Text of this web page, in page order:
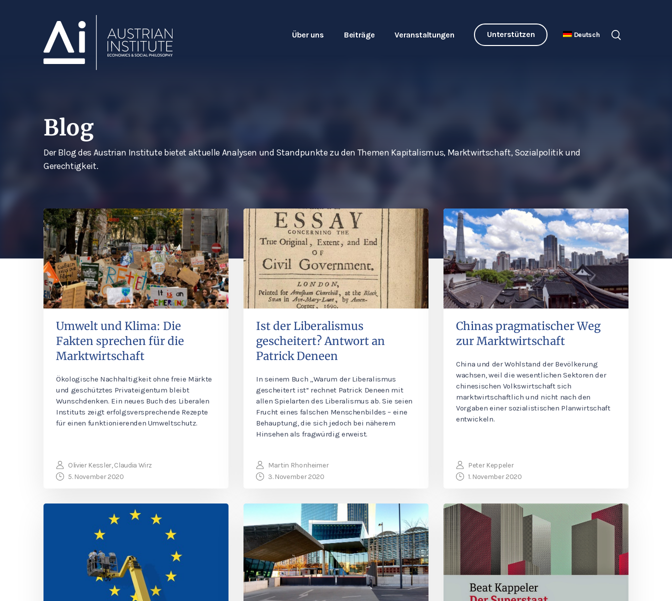
Über uns Beiträge Veranstaltungen Unterstützen Deutsch
Blog
Der Blog des Austrian Institute bietet aktuelle Analysen und Standpunkte zu den Themen Kapitalismus, Marktwirtschaft, Sozialpolitik und
Gerechtigkeit.
Umwelt und Klima: Die
Fakten sprechen für die
Marktwirtschaft
Ökologische Nachhaltigkeit ohne freie Märkte
und geschütztes Privateigentum bleibt
Wunschdenken. Ein neues Buch des Liberalen
Instituts zeigt erfolgsversprechende Rezepte
für einen funktionierenden Umweltschutz.
Olivier Kessler, Claudia Wirz
5. November 2020
Ist der Liberalismus
gescheitert? Antwort an
Patrick Deneen
In seinem Buch „Warum der Liberalismus
gescheitert ist“ rechnet Patrick Deneen mit
allen Spielarten des Liberalismus ab. Sie seien
Frucht eines falschen Menschenbildes – eine
Behauptung, die sich jedoch bei näherem
Hinsehen als fragwürdig erweist.
Martin Rhonheimer
3. November 2020
Chinas pragmatischer Weg
zur Marktwirtschaft
China und der Wohlstand der Bevölkerung
wachsen, weil die wesentlichen Sektoren der
chinesischen Volkswirtschaft sich
marktwirtschaftlich und nicht nach den
Vorgaben einer sozialistischen Planwirtschaft
entwickeln.
Peter Keppeler
1. November 2020